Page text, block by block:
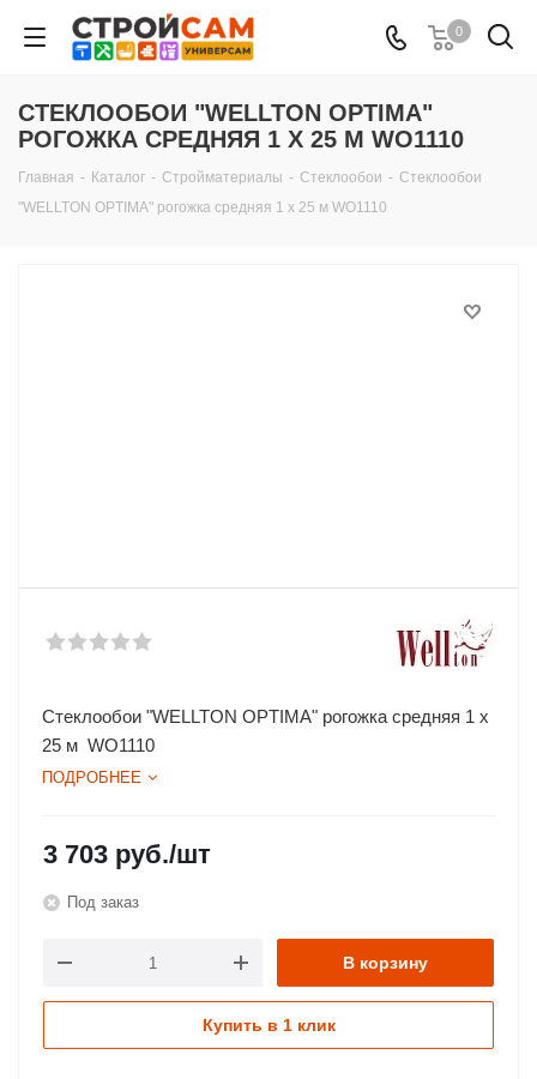
0
СТЕКЛООБОИ "WELLTON OPTIMA"
РОГОЖКА СРЕДНЯЯ 1 Х 25 М WO1110
Главная - Каталог - Стройматериалы - Стеклообои - Стеклообои
"WELLTON OPTIMA" рогожка средняя 1 х 25 м WO1110
Стеклообои "WELLTON OPTIMA" рогожка средняя 1 х
25 м WO1110
ПОДРОБНЕЕ
3 703 руб./шт
Под заказ
В корзину
Купить в 1 клик